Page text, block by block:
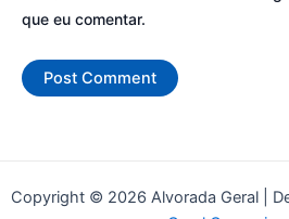
que eu comentar.
Copyright © 2026 Alvorada Geral |